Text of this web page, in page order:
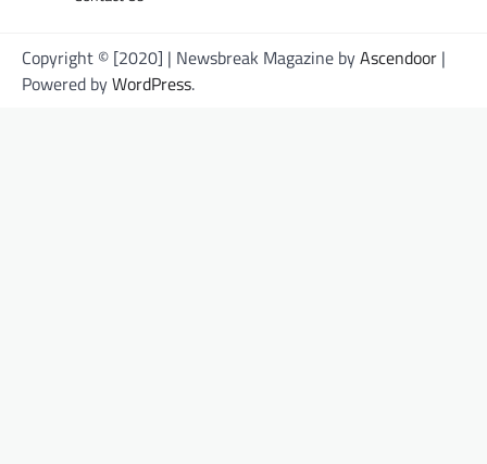
Copyright © [2020] | Newsbreak Magazine byAscendoor |
Powered byWordPress.